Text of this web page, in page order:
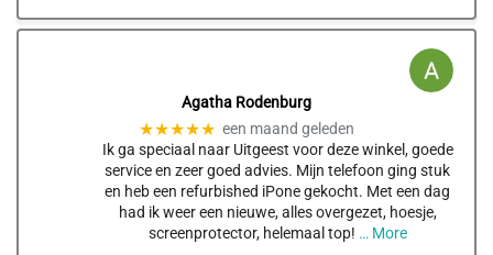
Agatha Rodenburg
★★★★★ een maand geleden
Ik ga speciaal naar Uitgeest voor deze winkel, goede
service en zeer goed advies. Mijn telefoon ging stuk
en heb een refurbished iPone gekocht. Met een dag
had ik weer een nieuwe, alles overgezet, hoesje,
screenprotector, helemaal top! … More